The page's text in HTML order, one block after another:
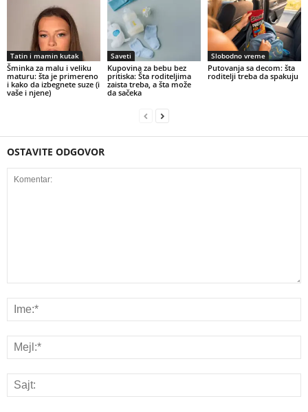
Tatin i mamin kutak
Šminka za malu i veliku
maturu: šta je primereno
i kako da izbegnete suze (i
vaše i njene)
Saveti
Kupovina za bebu bez
pritiska: Šta roditeljima
zaista treba, a šta može
da sačeka
Slobodno vreme
Putovanja sa decom: šta
roditelji treba da spakuju
OSTAVITE ODGOVOR